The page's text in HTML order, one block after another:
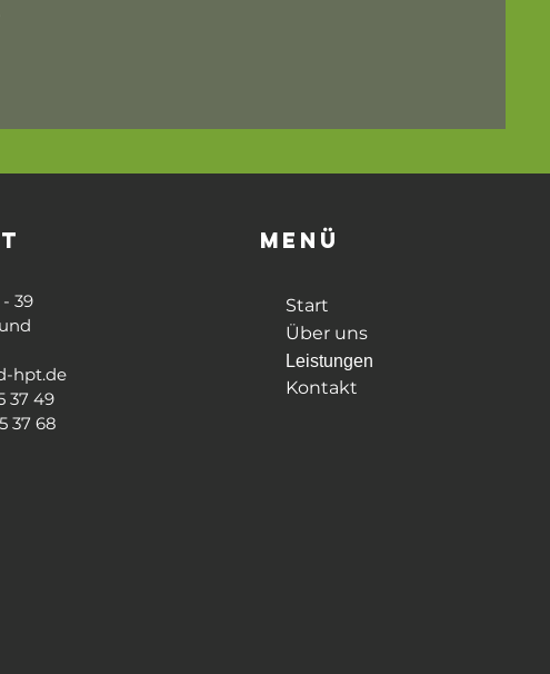
39
hpt.de
37 49
37 68
Menü
Start
Über uns
Leistungen
Kontakt